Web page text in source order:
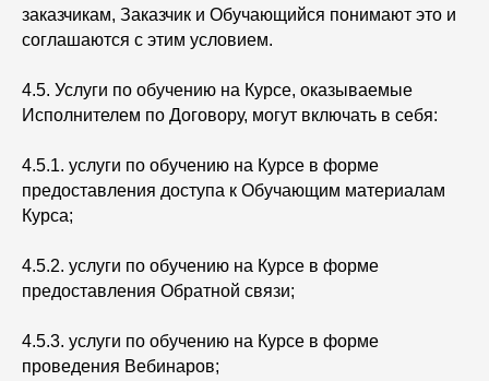
заказчикам, Заказчик и Обучающийся понимают это и
соглашаются с этим условием.
4.5. Услуги по обучению на Курсе, оказываемые
Исполнителем по Договору, могут включать в себя:
4.5.1. услуги по обучению на Курсе в форме
предоставления доступа к Обучающим материалам
Курса;
4.5.2. услуги по обучению на Курсе в форме
предоставления Обратной связи;
4.5.3. услуги по обучению на Курсе в форме
проведения Вебинаров;